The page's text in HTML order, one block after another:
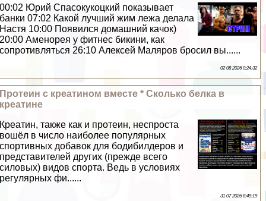
00:02 Юрий Спасокукоцкий показывает
банки 07:02 Какой лучший жим лежа делала
Настя 10:00 Появился домашний качок)
20:00 Аменорея у фитнес бикини, как
сопротивляться 26:10 Алексей Маляров бросил вы......
02 08 2026 0:24:32
Протеин с креатином вместе * Сколько белка в
креатине
Креатин, также как и протеин, неспроста
вошёл в число наиболее популярных
спортивных добавок для бодибилдеров и
представителей других (прежде всего
силовых) видов спорта. Ведь в условиях
регулярных фи......
31 07 2026 8:49:19